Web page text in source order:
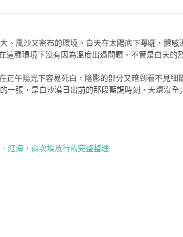
、風沙又密布的環境。白天在太陽底下曝曬，體
種環境下沒有因為溫度出過問題，不管是白天的
正午陽光下容易死白，陰影的部分又暗到看不見
一張，是白沙漠日出前的那段藍調時刻，天還沒
紅海，兩次埃及行的完整整理